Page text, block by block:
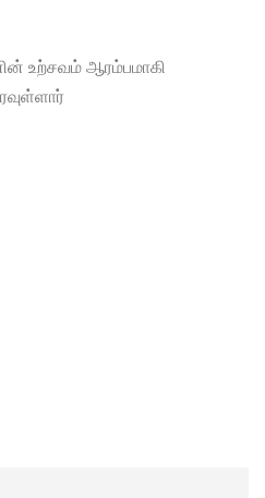
உற்சவம் ஆரம்பமாகி
வரவுள்ளார்